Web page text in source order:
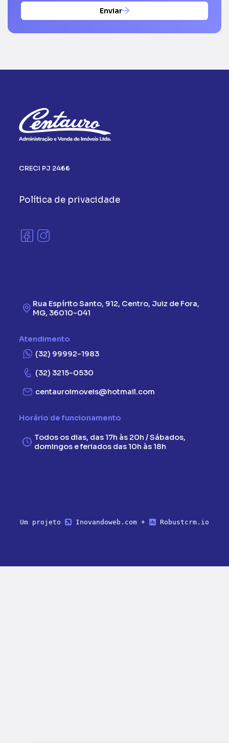
Enviar
CRECI PJ 2466
Política de privacidade
Rua Espírito Santo, 912, Centro, Juiz de Fora,
MG, 36010-041
Atendimento
(32) 99992-1983
(32) 3215-0530
centauroimoveis@hotmail.com
Horário de funcionamento
Todos os dias, das 17h às 20h / Sábados,
domingos e feriados das 10h às 18h
Um projeto Inovandoweb.com + Robustcrm.io